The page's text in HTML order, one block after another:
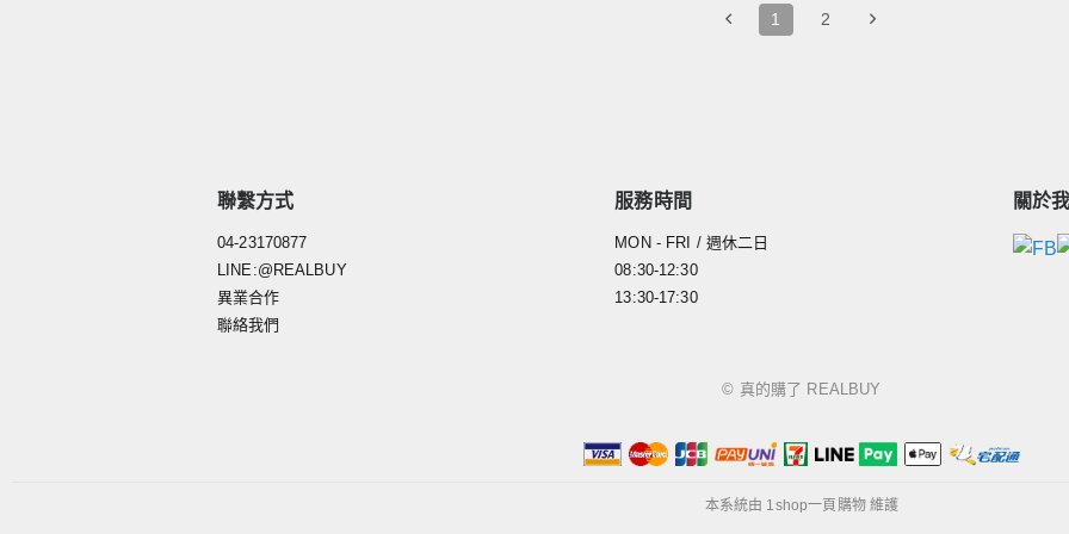
1 2
聯繫方式
04-23170877
LINE:@REALBUY
異業合作
聯絡我們
服務時間
MON - FRI / 週休二日
08:30-12:30
13:30-17:30
關於
© 真的購了 REALBUY
本系統由 1shop一頁購物維護